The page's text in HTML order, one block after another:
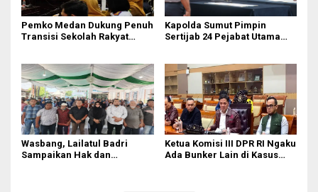
Pemko Medan Dukung Penuh
Transisi Sekolah Rakyat
Kapolda Sumut Pimpin
Sertijab 24 Pejabat Utama
Wasbang, Lailatul Badri
Sampaikan Hak dan
Ketua Komisi III DPR RI Ngaku
Ada Bunker Lain di Kasus